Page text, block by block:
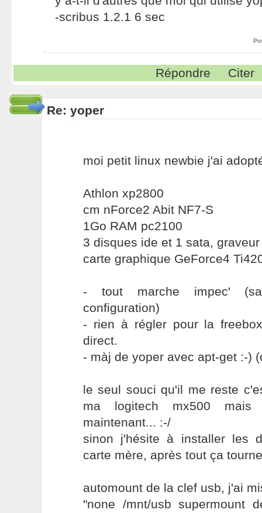
-scribus 1.2.1 6 sec
Répondre Citer
Re: yoper
moi petit linux newbie j'ai
Athlon xp2800
cm nForce2 Abit NF7-S
1Go RAM pc2100
3 disques ide et 1 sata, graveur
carte graphique GeForce4
- tout marche impec'
configuration)
- rien à régler pour la
direct.
- màj de yoper avec apt-get :-)
le seul souci qu'il me reste
ma logitech mx500 mais
maintenant... :-/
sinon j'hésite à installer les
carte mère, après tout ça
automount de la clef usb, j'ai
"none /mnt/usb supermount